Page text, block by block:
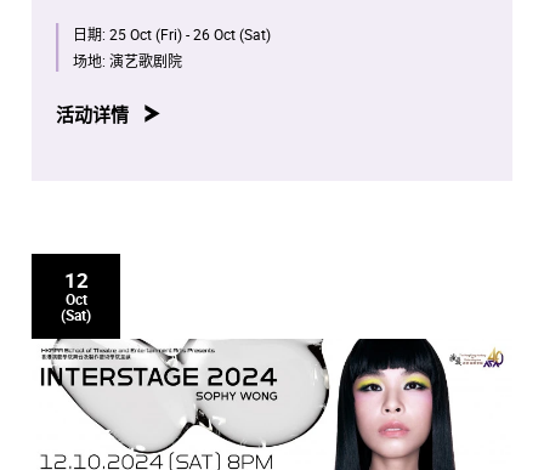
华。观众将经历一个充满魅力的晚上，体验学院在过去四
十年一直追求卓越与创新的丰硕成果。
本节目为第四届「粤港澳大湾区文化艺术节」项目之一。
日期: 25 Oct (Fri) - 26 Oct (Sat)
场地: 演艺歌剧院
活动详情
12
Oct
(Sat)